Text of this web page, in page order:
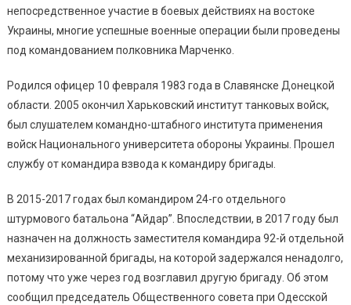
непосредственное участие в боевых действиях на востоке
Украины, многие успешные военные операции были проведены
под командованием полковника Марченко.
Родился офицер 10 февраля 1983 года в Славянске Донецкой
области. 2005 окончил Харьковский институт танковых войск,
был слушателем командно-штабного института применения
войск Национального университета обороны Украины. Прошел
службу от командира взвода к командиру бригады.
В 2015-2017 годах был командиром 24-го отдельного
штурмового батальона “Айдар”. Впоследствии, в 2017 году был
назначен на должность заместителя командира 92-й отдельной
механизированной бригады, на которой задержался ненадолго,
потому что уже через год возглавил другую бригаду. Об этом
сообщил председатель Общественного совета при Одесской